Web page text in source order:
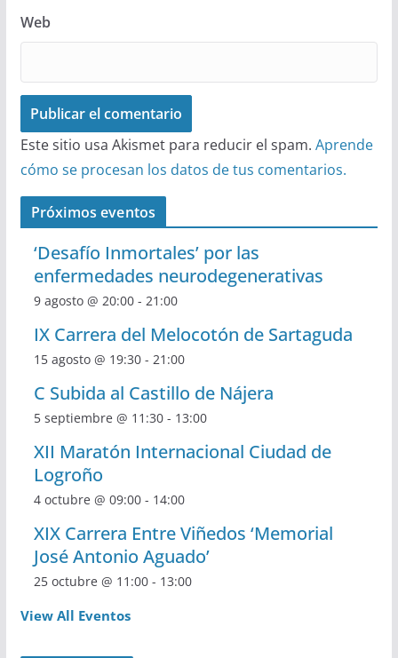
Web
Este sitio usa Akismet para reducir el spam. Aprende
cómo se procesan los datos de tus comentarios.
Próximos eventos
‘Desafío Inmortales’ por las
enfermedades neurodegenerativas
9 agosto @ 20:00- 21:00
IX Carrera del Melocotón de Sartaguda
15 agosto @ 19:30- 21:00
C Subida al Castillo de Nájera
5 septiembre @ 11:30- 13:00
XII Maratón Internacional Ciudad de
Logroño
4 octubre @ 09:00- 14:00
XIX Carrera Entre Viñedos ‘Memorial
José Antonio Aguado’
25 octubre @ 11:00- 13:00
View All Eventos